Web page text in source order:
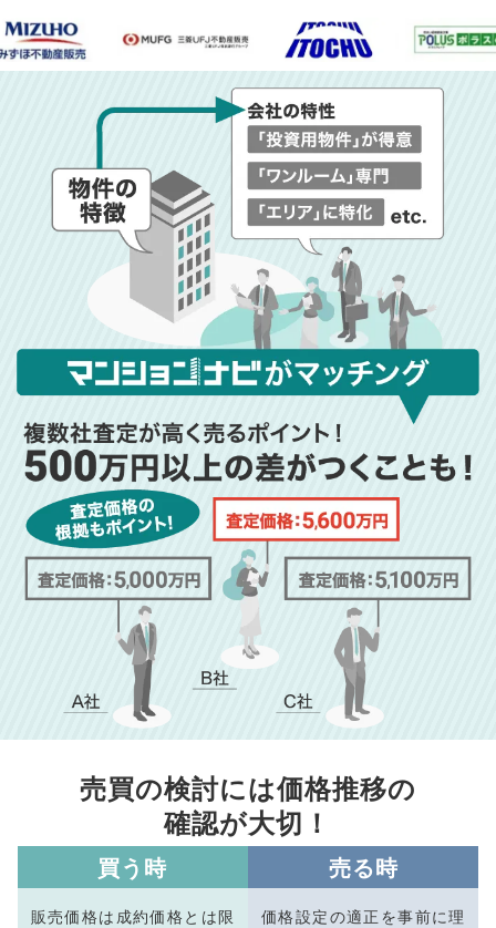
売買の検討には価格推移の
確認が大切！
買う時
販売価格は成約価格とは限
売る時
価格設定の適正を事前に理